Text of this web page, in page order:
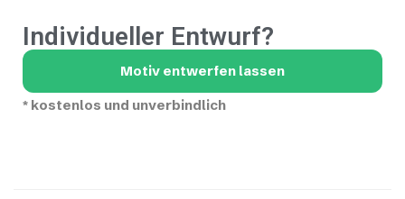
Individueller Entwurf?
Motiv entwerfen lassen
* kostenlos und unverbindlich